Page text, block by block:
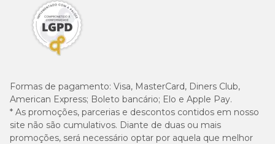
Formas de pagamento: Visa, MasterCard, Diners Club,
American Express; Boleto bancário; Elo e Apple Pay.
* As promoções, parcerias e descontos contidos em nosso
site não são cumulativos. Diante de duas ou mais
promoções, será necessário optar por aquela que melhor